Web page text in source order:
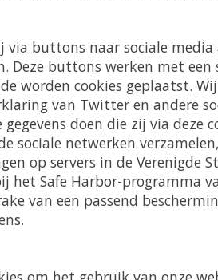
via buttons naar sociale
Deze buttons werken met
worden cookies geplaatst.
van Twitter en andere
doen die zij via deze
sociale netwerken
op servers in de Verenigde
het Safe Harbor-programma
van een passend